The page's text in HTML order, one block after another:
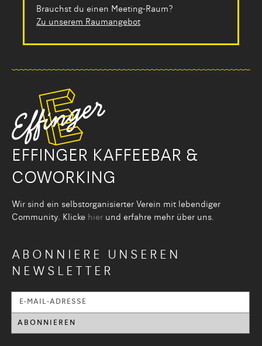
EFFINGER KAFFEEBAR &
COWORKING
Wir sind ein selbstorganisier­ter Verein mit lebendiger
Community. Klicke hier und erfahre mehr über uns.
ABONNIERE UNSEREN
NEWSLETTER
Brauchst du einen Meeting-Raum?
Zu unserem Raumangebot